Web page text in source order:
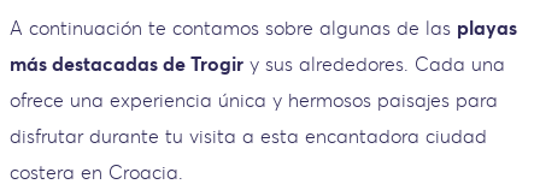
A continuación te contamos sobre algunas de las playas
más destacadas de Trogir y sus alrededores. Cada una
ofrece una experiencia única y hermosos paisajes para
disfrutar durante tu visita a esta encantadora ciudad
costera en Croacia.